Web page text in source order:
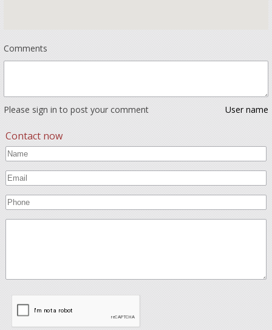
Comments
Please sign in to post your comment User name
Contact now